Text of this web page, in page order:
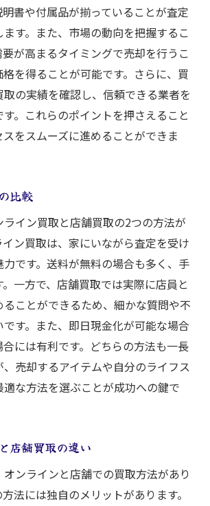
書や付属品が揃っていることが査定
す。また、市場の動向を把握するこ
が高まるタイミングで売却を行うこ
を得ることが可能です。さらに、買
の実績を確認し、信頼できる業者を
。これらのポイントを押さえること
をスムーズに進めることができま
比較
ライン買取と店舗買取の2つの方法が
ン買取は、家にいながら査定を受け
です。送料が無料の場合も多く、手
一方で、店舗買取では実際に店員と
ことができるため、細かな質問や不
す。また、即日現金化が可能な場合
には有利です。どちらの方法も一長
売却するアイテムや自分のライフス
な方法を選ぶことが成功への鍵で
店舗買取の違い
ンラインと店舗での買取方法があり
法には独自のメリットがあります。